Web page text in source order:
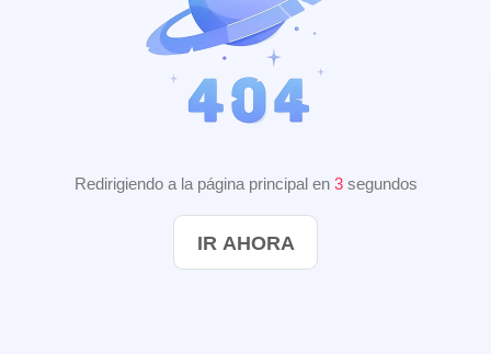
Redirigiendo a la página principal en 3segundos
IR AHORA